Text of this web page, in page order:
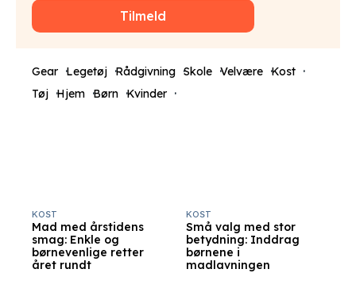
Tilmeld
Gear Legetøj Rådgivning Skole Velvære Kost
Tøj Hjem Børn Kvinder
Mad med årstidens
smag: Enkle og
børnevenlige retter
året rundt
KOST
Små valg med stor
betydning: Inddrag
børnene i
madlavningen
KOST